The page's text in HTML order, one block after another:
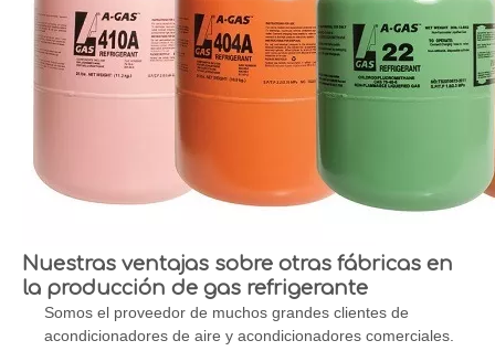
Nuestras ventajas sobre otras fábricas en
la producción de gas refrigerante
Somos el proveedor de muchos grandes clientes de
acondicionadores de aire y acondicionadores comerciales.